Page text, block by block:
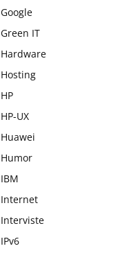
Google
Green IT
Hardware
Hosting
HP
HP-UX
Huawei
Humor
IBM
Internet
Interviste
IPv6